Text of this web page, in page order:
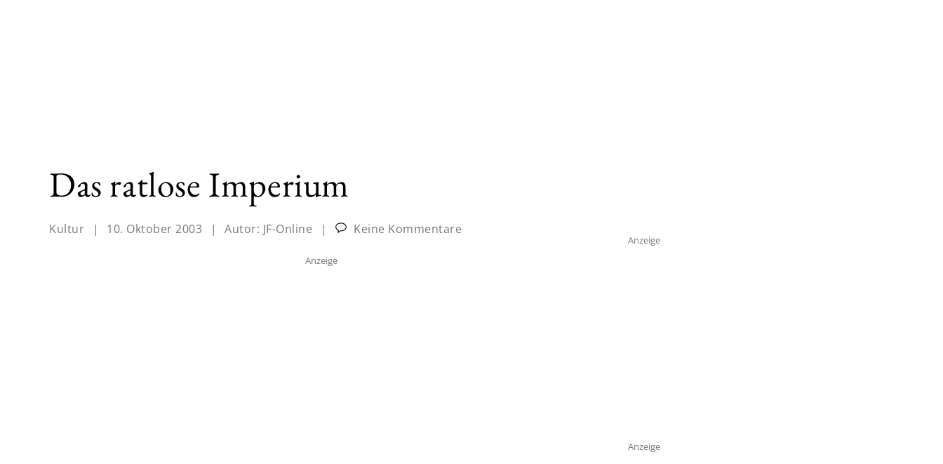
Das ratlose Imperium
Kultur | 10. Oktober 2003 | Autor: JF-Online | Keine Kommentare
Anzeige
Anzeige
Anzeige